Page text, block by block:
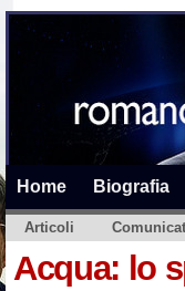
Home Biografia
Articoli
Acqua: lo